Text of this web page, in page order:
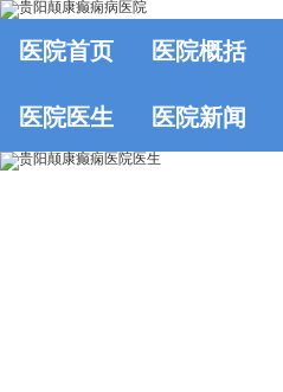
医院首页 医院概括
医院医生 医院新闻